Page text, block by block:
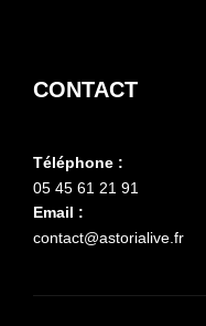
CONTACT
Téléphone :
05 45 61 21 91
Email :
contact@astorialive.fr